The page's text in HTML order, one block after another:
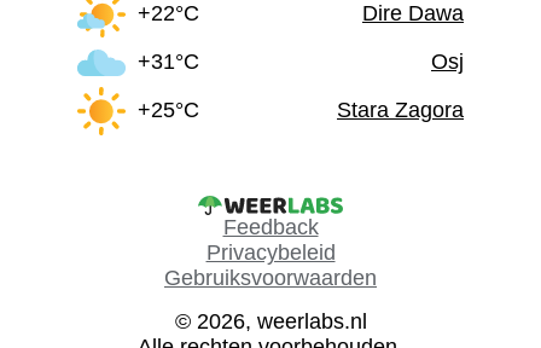
+22°C
Dire Dawa
+31°C
Osj
+25°C
Stara Zagora
Feedback
Privacybeleid
Gebruiksvoorwaarden
© 2026, weerlabs.nl